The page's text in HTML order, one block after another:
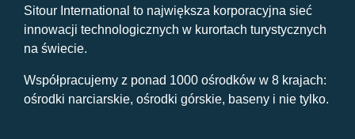
Sitour International to największa korporacyjna sieć
innowacji technologicznych w kurortach turystycznych
na świecie.
Współpracujemy z ponad 1000 ośrodków w 8 krajach:
ośrodki narciarskie, ośrodki górskie, baseny i nie tylko.